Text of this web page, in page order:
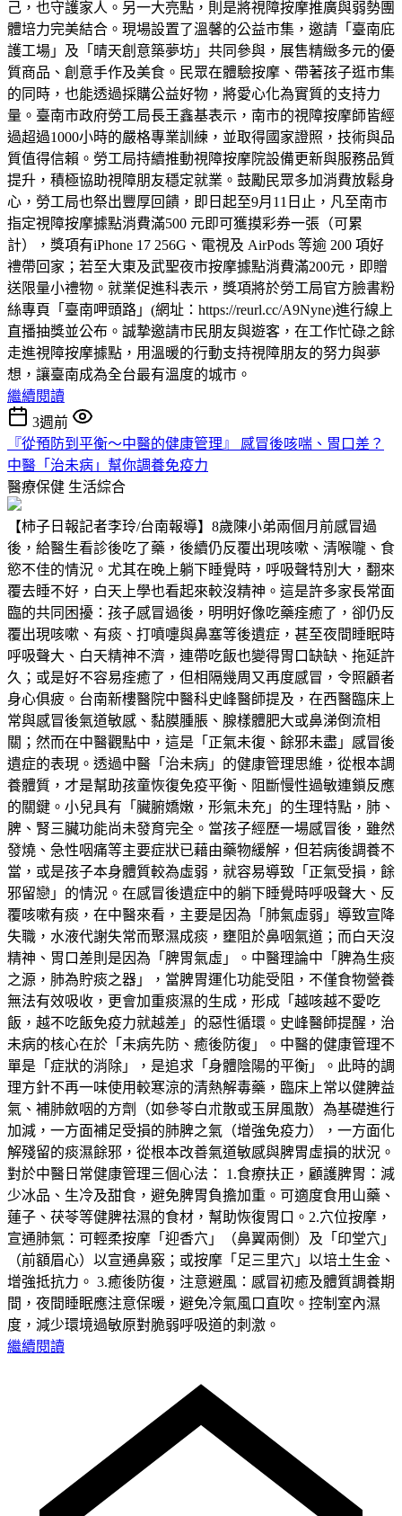
己，也守護家人。另一大亮點，則是將視障按摩推廣與弱勢團
體培力完美結合。現場設置了溫馨的公益市集，邀請「臺南庇
護工場」及「晴天創意築夢坊」共同參與，展售精緻多元的優
質商品、創意手作及美食。民眾在體驗按摩、帶著孩子逛市集
的同時，也能透過採購公益好物，將愛心化為實質的支持力
量。臺南市政府勞工局長王鑫基表示，南市的視障按摩師皆經
過超過1000小時的嚴格專業訓練，並取得國家證照，技術與品
質值得信賴。勞工局持續推動視障按摩院設備更新與服務品質
提升，積極協助視障朋友穩定就業。鼓勵民眾多加消費放鬆身
心，勞工局也祭出豐厚回饋，即日起至9月11日止，凡至南市
指定視障按摩據點消費滿500 元即可獲摸彩券一張（可累
計），獎項有iPhone 17 256G、電視及 AirPods 等逾 200 項好
禮帶回家；若至大東及武聖夜市按摩據點消費滿200元，即贈
送限量小禮物。就業促進科表示，獎項將於勞工局官方臉書粉
絲專頁「臺南呷頭路」(網址：https://reurl.cc/A9Nyne)進行線上
直播抽獎並公布。誠摯邀請市民朋友與遊客，在工作忙碌之餘
走進視障按摩據點，用溫暖的行動支持視障朋友的努力與夢
想，讓臺南成為全台最有溫度的城市。
繼續閱讀
3週前
『從預防到平衡～中醫的健康管理』 感冒後咳喘、胃口差？
中醫「治未病」幫你調養免疫力
醫療保健 生活綜合
【柿子日報記者李玲/台南報導】8歲陳小弟兩個月前感冒過
後，給醫生看診後吃了藥，後續仍反覆出現咳嗽、清喉嚨、食
慾不佳的情況。尤其在晚上躺下睡覺時，呼吸聲特別大，翻來
覆去睡不好，白天上學也看起來較沒精神。這是許多家長常面
臨的共同困擾：孩子感冒過後，明明好像吃藥痊癒了，卻仍反
覆出現咳嗽、有痰、打噴嚏與鼻塞等後遺症，甚至夜間睡眠時
呼吸聲大、白天精神不濟，連帶吃飯也變得胃口缺缺、拖延許
久；或是好不容易痊癒了，但相隔幾周又再度感冒，令照顧者
身心俱疲。台南新樓醫院中醫科史峰醫師提及，在西醫臨床上
常與感冒後氣道敏感、黏膜腫脹、腺樣體肥大或鼻涕倒流相
關；然而在中醫觀點中，這是「正氣未復、餘邪未盡」感冒後
遺症的表現。透過中醫「治未病」的健康管理思維，從根本調
養體質，才是幫助孩童恢復免疫平衡、阻斷慢性過敏連鎖反應
的關鍵。小兒具有「臟腑嬌嫩，形氣未充」的生理特點，肺、
脾、腎三臟功能尚未發育完全。當孩子經歷一場感冒後，雖然
發燒、急性咽痛等主要症狀已藉由藥物緩解，但若病後調養不
當，或是孩子本身體質較為虛弱，就容易導致「正氣受損，餘
邪留戀」的情況。在感冒後遺症中的躺下睡覺時呼吸聲大、反
覆咳嗽有痰，在中醫來看，主要是因為「肺氣虛弱」導致宣降
失職，水液代謝失常而聚濕成痰，壅阻於鼻咽氣道；而白天沒
精神、胃口差則是因為「脾胃氣虛」。中醫理論中「脾為生痰
之源，肺為貯痰之器」，當脾胃運化功能受阻，不僅食物營養
無法有效吸收，更會加重痰濕的生成，形成「越咳越不愛吃
飯，越不吃飯免疫力就越差」的惡性循環。史峰醫師提醒，治
未病的核心在於「未病先防、癒後防復」。中醫的健康管理不
單是「症狀的消除」，是追求「身體陰陽的平衡」。此時的調
理方針不再一味使用較寒涼的清熱解毒藥，臨床上常以健脾益
氣、補肺斂咽的方劑（如參苓白朮散或玉屏風散）為基礎進行
加減，一方面補足受損的肺脾之氣（增強免疫力），一方面化
解殘留的痰濕餘邪，從根本改善氣道敏感與脾胃虛損的狀況。
對於中醫日常健康管理三個心法： 1.食療扶正，顧護脾胃：減
少冰品、生冷及甜食，避免脾胃負擔加重。可適度食用山藥、
蓮子、茯苓等健脾祛濕的食材，幫助恢復胃口。2.穴位按摩，
宣通肺氣：可輕柔按摩「迎香穴」（鼻翼兩側）及「印堂穴」
（前額眉心）以宣通鼻竅；或按摩「足三里穴」以培土生金、
增強抵抗力。 3.癒後防復，注意避風：感冒初癒及體質調養期
間，夜間睡眠應注意保暖，避免冷氣風口直吹。控制室內濕
度，減少環境過敏原對脆弱呼吸道的刺激。
繼續閱讀